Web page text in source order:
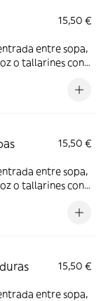
15,50 €
entre sopa,
o tallarines con
15,50 €
entre sopa,
o tallarines con
15,50 €
entre sopa,